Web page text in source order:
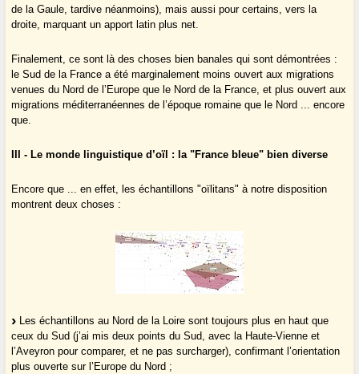
de la Gaule, tardive néanmoins), mais aussi pour certains, vers la
droite, marquant un apport latin plus net.
Finalement, ce sont là des choses bien banales qui sont démontrées :
le Sud de la France a été marginalement moins ouvert aux migrations
venues du Nord de l’Europe que le Nord de la France, et plus ouvert aux
migrations méditerranéennes de l’époque romaine que le Nord ... encore
que.
III - Le monde linguistique d’oïl : la "France bleue" bien diverse
Encore que ... en effet, les échantillons "oïlitans" à notre disposition
montrent deux choses :
Les échantillons au Nord de la Loire sont toujours plus en haut que
ceux du Sud (j’ai mis deux points du Sud, avec la Haute-Vienne et
l’Aveyron pour comparer, et ne pas surcharger), confirmant l’orientation
plus ouverte sur l’Europe du Nord ;